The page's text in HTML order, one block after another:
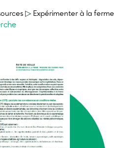
▷ Expérimenter à la ferme